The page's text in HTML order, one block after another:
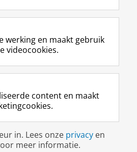
F
a
e
b
o
p
a
i
n
a
L
i
k
e
I
-
p
g
i
n
R
S
-
f
e
R
k
s
u
I
n
t
r
m
c
c
o
Y
o
T
e
k
a
a
Inloggen
werking en maakt gebruik
videocookies.
content en maakt
in. Lees onze privacy en
meer informatie.